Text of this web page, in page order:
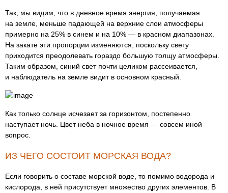
Так, мы видим, что в дневное время энергия, получаемая
на земле, меньше падающей на верхние слои атмосферы
примерно на 25% в синем и на 10% — в красном диапазонах.
На закате эти пропорции изменяются, поскольку свету
приходится преодолевать гораздо большую толщу атмосферы.
Таким образом, синий свет почти целиком рассеивается,
и наблюдатель на земле видит в основном красный.
Как только солнце исчезает за горизонтом, постепенно
наступает ночь. Цвет неба в ночное время — совсем иной
вопрос.
ИЗ ЧЕГО СОСТОИТ МОРСКАЯ ВОДА?
Если говорить о составе морской воде, то помимо водорода и
кислорода, в ней присутствует множество других элементов. В